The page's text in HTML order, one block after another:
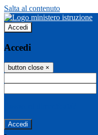
Salta al contenuto
Accedi
Accedi
button close ×